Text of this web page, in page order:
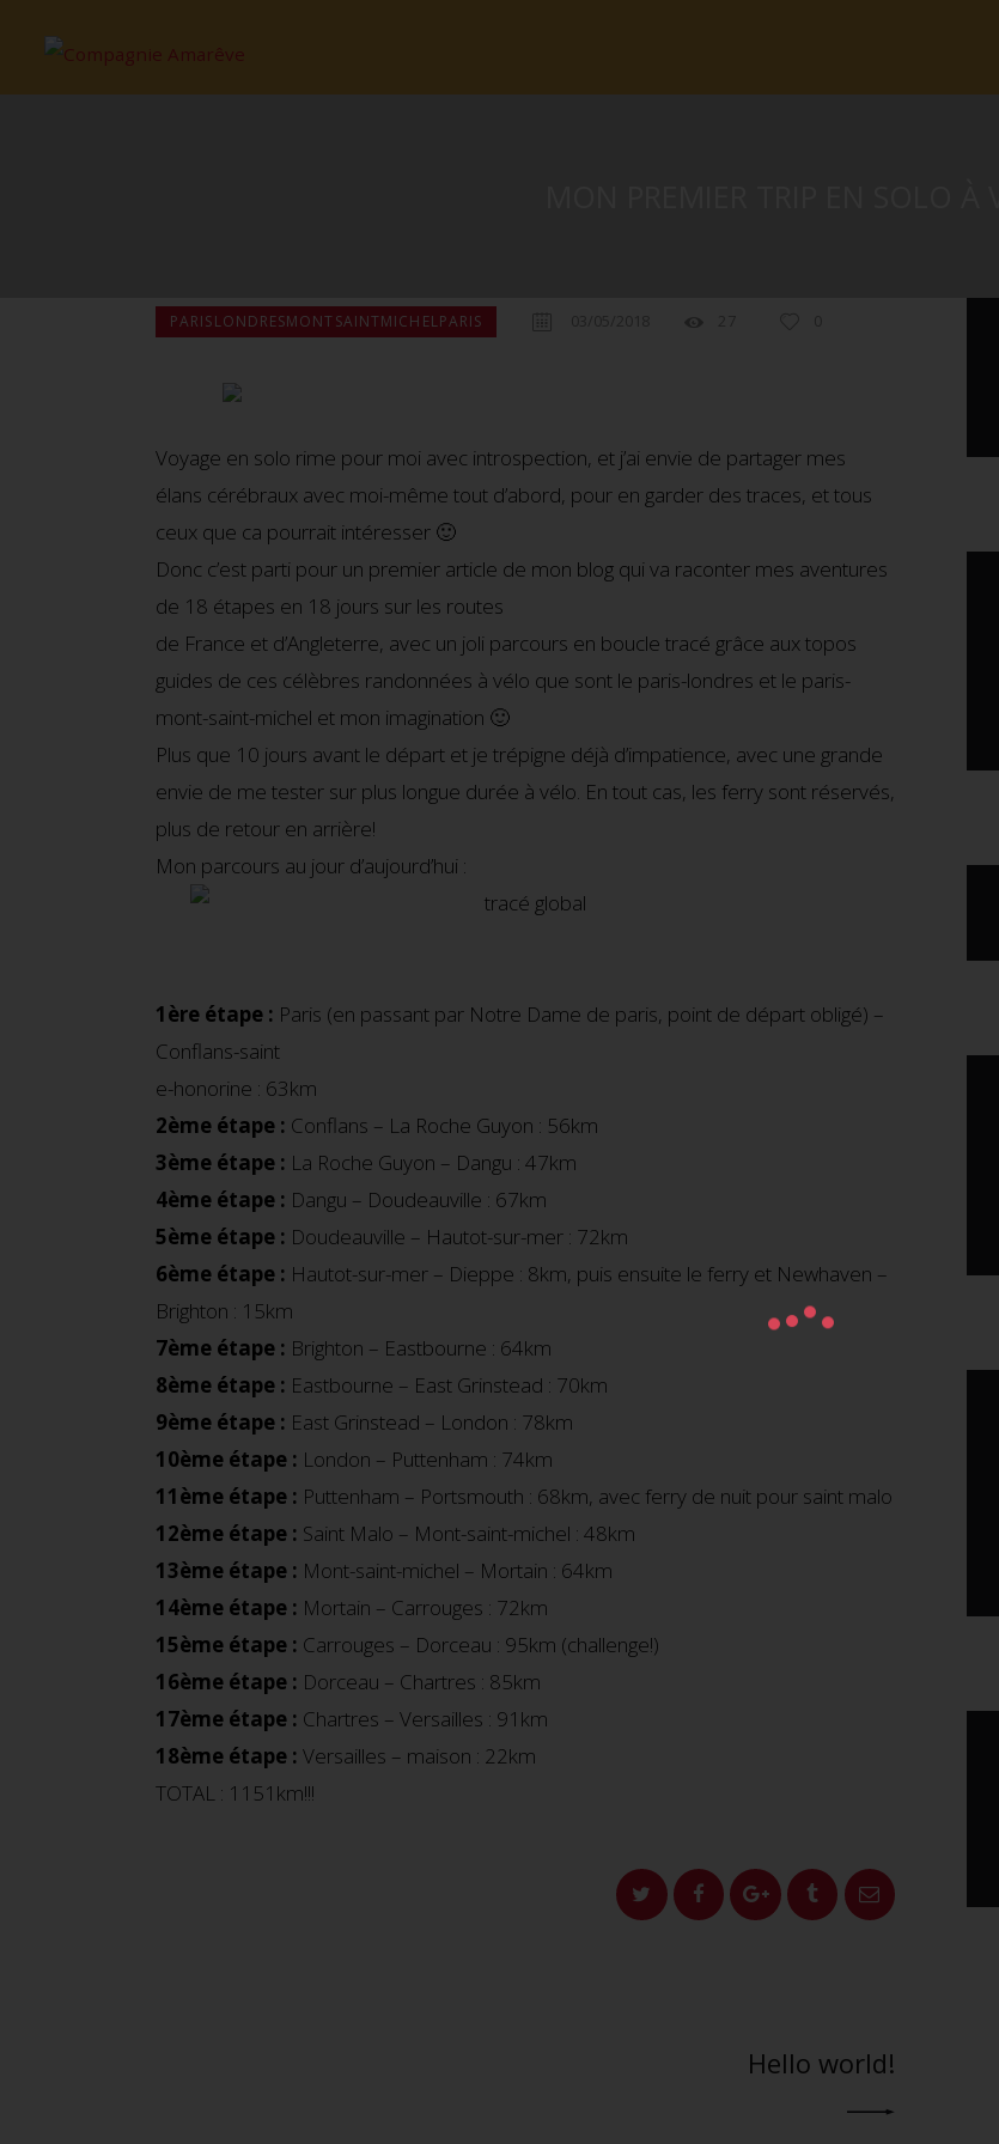
PARISLONDRESMONTSAINTMICHELPARIS
Voyage en solo rime pour moi avec introspection, et j’ai envie de partager mes
élans cérébraux avec moi-même tout d’abord, pour en garder des traces, et tous
ceux que ca pourrait intéresser 🙂
Donc c’est parti pour un premier article de mon blog qui va raconter mes aventures
de 18 étapes en 18 jours sur les routes
de France et d’Angleterre, avec un joli parcours en boucle tracé grâce aux topos
guides de ces célèbres randonnées à vélo que sont le paris-londres et le paris-
mont-saint-michel et mon imagination 🙂
Plus que 10 jours avant le départ et je trépigne déjà d’impatience, avec une grande
envie de me tester sur plus longue durée à vélo. En tout cas, les ferry sont réservés,
plus de retour en arrière!
Mon parcours au jour d’aujourd’hui :
1ère étape : Paris (en passant par Notre Dame de paris, point de départ obligé) –
Conflans-saint
e-honorine : 63km
2ème étape : Conflans – La Roche Guyon : 56km
3ème étape : La Roche Guyon – Dangu : 47km
4ème étape : Dangu – Doudeauville : 67km
5ème étape : Doudeauville – Hautot-sur-mer : 72km
6ème étape : Hautot-sur-mer – Dieppe : 8km, puis ensuite le ferry et Newhaven –
Brighton : 15km
7ème étape : Brighton – Eastbourne : 64km
8ème étape : Eastbourne – East Grinstead : 70km
9ème étape : East Grinstead – London : 78km
10ème étape : London – Puttenham : 74km
11ème étape : Puttenham – Portsmouth : 68km, avec ferry de nuit pour saint malo
12ème étape : Saint Malo – Mont-saint-michel : 48km
13ème étape : Mont-saint-michel – Mortain : 64km
14ème étape : Mortain – Carrouges : 72km
15ème étape : Carrouges – Dorceau : 95km (challenge!)
16ème étape : Dorceau – Chartres : 85km
17ème étape : Chartres – Versailles : 91km
18ème étape : Versailles – maison : 22km
TOTAL : 1151km!!!
Hello world!